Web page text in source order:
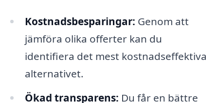
Kostnadsbesparingar: Genom att
jämföra olika offerter kan du
identifiera det mest kostnadseffektiva
alternativet.
Ökad transparens: Du får en bättre